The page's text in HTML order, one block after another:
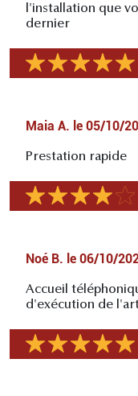
l'installation que
dernier
Maia A. le 05/10/
Prestation rapide
Noé B. le 06/10/
Accueil
d'exécution de